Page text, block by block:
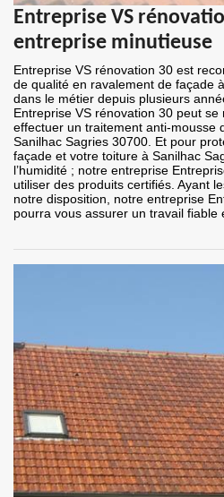
Entreprise VS
entreprise minutieuse
Entreprise VS rénovation 30 est
de qualité en ravalement de façade
dans le métier depuis plusieurs
Entreprise VS rénovation 30 peut
effectuer un traitement anti-mousse
Sanilhac Sagries 30700. Et pour
façade et votre toiture à Sanilhac
l’humidité ; notre entreprise
utiliser des produits certifiés. Ayant
notre disposition, notre entreprise
pourra vous assurer un travail fiable